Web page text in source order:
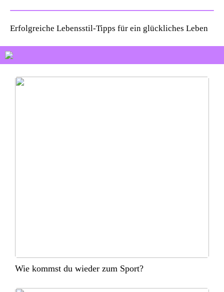
Erfolgreiche Lebensstil-Tipps für ein glückliches Leben
Wie kommst du wieder zum Sport?